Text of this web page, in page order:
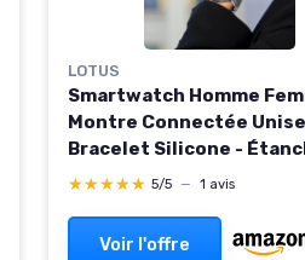
LOTUS
Smartwatch Homme
Montre Connectée
Bracelet Silicone -
IP65 - Commande Vocale
Suivi du Sommeil Naya
Smartime 2nd Gen (Blanc)
★★★★★
★★★★★ 5/5 — 1 avis
Voir l'offre